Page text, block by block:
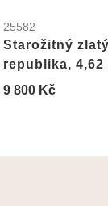
25582
Starožitný
republika, 4,62
9 800 Kč